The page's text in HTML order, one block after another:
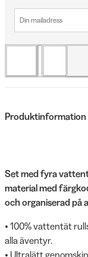
Produktinformation
Set med fyra
material med
och organiserad på
• 100% vattentät
alla äventyr.
• Ultralätt